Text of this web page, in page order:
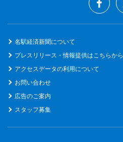
名駅経済新聞について
プレスリリース・情報提供はこちらから
アクセスデータの利用について
お問い合わせ
広告のご案内
スタッフ募集